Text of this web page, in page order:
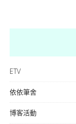
ETV
依依筆舍
博客活動